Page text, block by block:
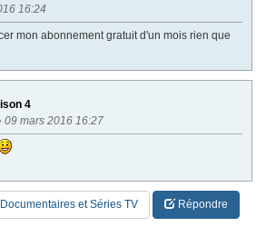
16:24
mon abonnement gratuit d'un mois rien que
4
09 mars 2016 16:27
et Séries TV Répondre